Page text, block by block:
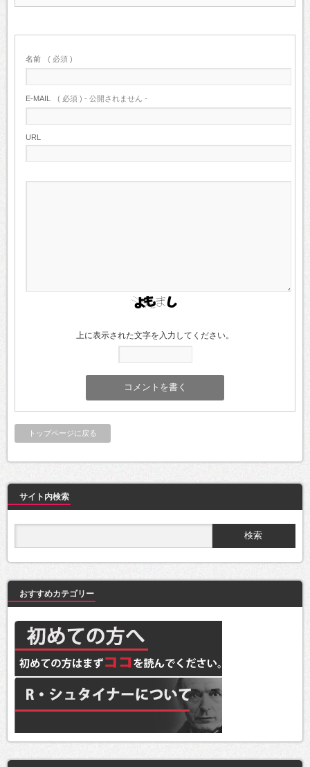
名前 ( 必須 )
E-MAIL ( 必須 ) - 公開されません -
URL
上に表示された文字を入力してください。
トップページに戻る
サイト内検索
おすすめカテゴリー